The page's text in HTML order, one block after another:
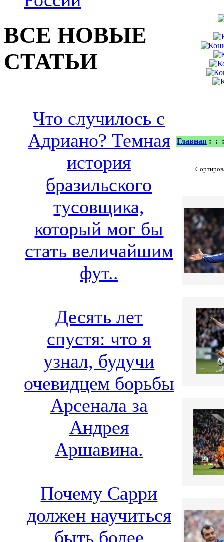
ВСЕ НОВЫЕ
СТАТЬИ
Что случилось с
Адриано? Темная
история
бразильского
тусовщика,
который мог бы
стать величайшим
фут..
Десять лет
спустя: что я
узнал, будучи
очевидцем борьбы
Арсенала за
Андрея
Аршавина.
Почему Сарри
должен научиться
быть более
Главная : :